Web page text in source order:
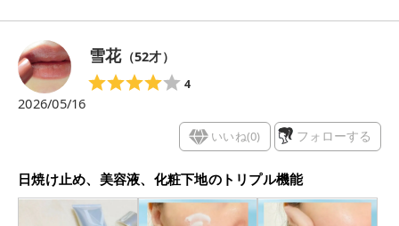
明になるので鏡を見ながらさっと塗れるのが朝忙しい時でも 使
いやすいです😊 【PR】 #真珠肌 #uv #パールアクアUVジェルE
X
雪花（52才）
4
2026/05/16
いいね(0) フォローする
日焼け止め、美容液、化粧下地のトリプル機能